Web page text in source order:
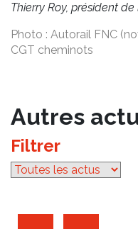
Thierry Roy, président de
Photo : Autorail FNC
CGT cheminots
Autres
Filtrer